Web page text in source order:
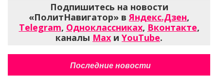
Подпишитесь на новости
«ПолитНавигатор» вЯндекс.Дзен,
Telegram, Одноклассниках, Вконтакте,
каналы Max и YouTube.
Последние новости